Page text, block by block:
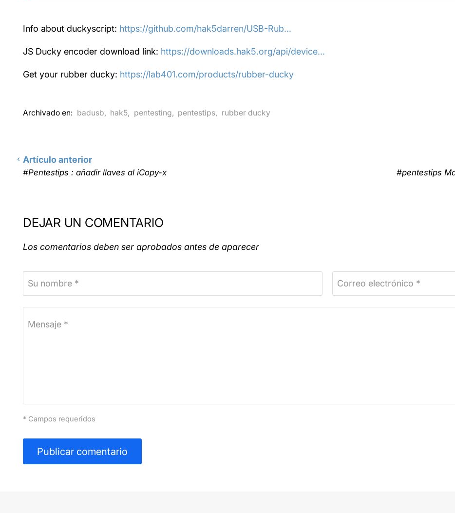
Info about duckyscript: https://github.com/hak5darren/USB-Rub...
JS Ducky encoder download link: https://downloads.hak5.org/api/device...
Get your rubber ducky: https://lab401.com/products/rubber-ducky
Archivado en: badusb, hak5, pentesting, pentestips, rubber ducky
Artículo anterior
#Pentestips : añadir llaves al iCopy-x #pentestips
DEJAR UN COMENTARIO
Los comentarios deben ser aprobados antes de aparecer
Su nombre * Correo electrónico *
Mensaje *
* Campos requeridos
Publicar comentario